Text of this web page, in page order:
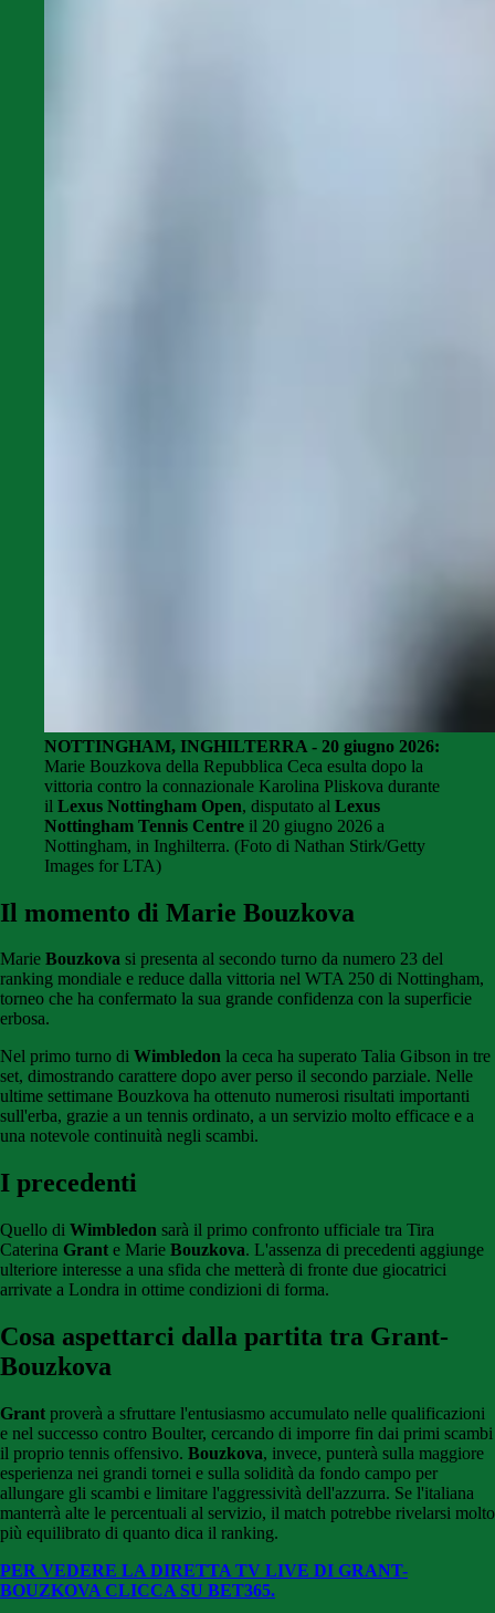
NOTTINGHAM, INGHILTERRA - 20 giugno 2026:
Marie Bouzkova della Repubblica Ceca esulta dopo la
vittoria contro la connazionale Karolina Pliskova durante
il Lexus Nottingham Open, disputato al Lexus
Nottingham Tennis Centre il 20 giugno 2026 a
Nottingham, in Inghilterra. (Foto di Nathan Stirk/Getty
Images for LTA)
Il momento di Marie Bouzkova
Marie Bouzkova si presenta al secondo turno da numero 23 del
ranking mondiale e reduce dalla vittoria nel WTA 250 di Nottingham,
torneo che ha confermato la sua grande confidenza con la superficie
erbosa.
Nel primo turno di Wimbledon la ceca ha superato Talia Gibson in tre
set, dimostrando carattere dopo aver perso il secondo parziale. Nelle
ultime settimane Bouzkova ha ottenuto numerosi risultati importanti
sull'erba, grazie a un tennis ordinato, a un servizio molto efficace e a
una notevole continuità negli scambi.
I precedenti
Quello di Wimbledon sarà il primo confronto ufficiale tra Tira
Caterina Grant e Marie Bouzkova. L'assenza di precedenti aggiunge
ulteriore interesse a una sfida che metterà di fronte due giocatrici
arrivate a Londra in ottime condizioni di forma.
Cosa aspettarci dalla partita tra Grant-
Bouzkova
Grant proverà a sfruttare l'entusiasmo accumulato nelle qualificazioni
e nel successo contro Boulter, cercando di imporre fin dai primi scambi
il proprio tennis offensivo. Bouzkova, invece, punterà sulla maggiore
esperienza nei grandi tornei e sulla solidità da fondo campo per
allungare gli scambi e limitare l'aggressività dell'azzurra. Se l'italiana
manterrà alte le percentuali al servizio, il match potrebbe rivelarsi molto
più equilibrato di quanto dica il ranking.
PER VEDERE LA DIRETTA TV LIVE DI GRANT-
BOUZKOVA CLICCA SU BET365.